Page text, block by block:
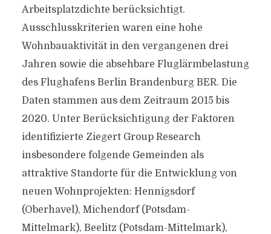
Arbeitsplatzdichte berücksichtigt.
Ausschlusskriterien waren eine hohe
Wohnbauaktivität in den vergangenen drei
Jahren sowie die absehbare Fluglärmbelastung
des Flughafens Berlin Brandenburg BER. Die
Daten stammen aus dem Zeitraum 2015 bis
2020. Unter Berücksichtigung der Faktoren
identifizierte Ziegert Group Research
insbesondere folgende Gemeinden als
attraktive Standorte für die Entwicklung von
neuen Wohnprojekten: Hennigsdorf
(Oberhavel), Michendorf (Potsdam-
Mittelmark), Beelitz (Potsdam-Mittelmark),